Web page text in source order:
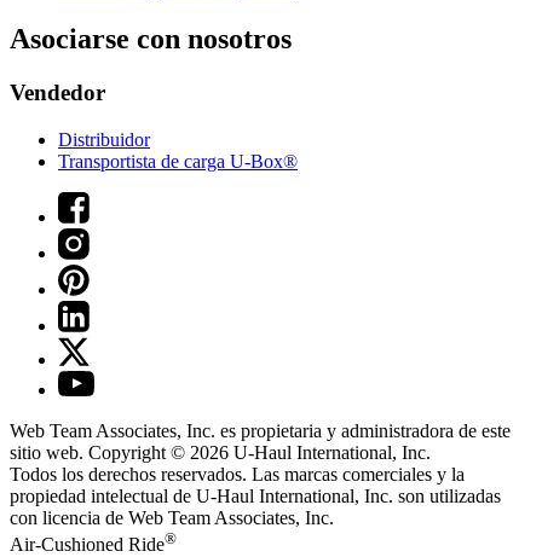
Asociarse con nosotros
Vendedor
Distribuidor
Transportista de carga U-Box®
Web Team Associates, Inc. es propietaria y administradora de este
sitio web. Copyright © 2026 U-Haul International, Inc.
Todos los derechos reservados. Las marcas comerciales y la
propiedad intelectual de U-Haul International, Inc. son utilizadas
con licencia de Web Team Associates, Inc.
Air-Cushioned Ride®